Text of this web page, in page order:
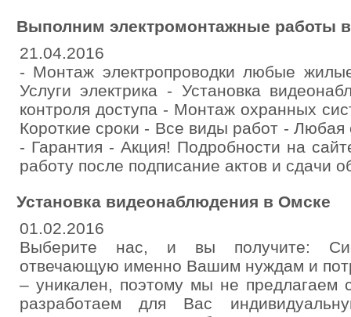
Выполним электромонтажные работы
21.04.2016
- Монтаж электропроводки любые
Услуги электрика - Установка
контроля доступа - Монтаж охранных
Короткие сроки - Все виды работ -
- Гарантия - Акция! Подробности на
работу после подписание актов и сдачи
Установка видеонаблюдения в Омске
01.02.2016
Выберите нас, и вы получите:
отвечающую именно Вашим нуждам и
– уникален, поэтому мы не
разработаем для Вас